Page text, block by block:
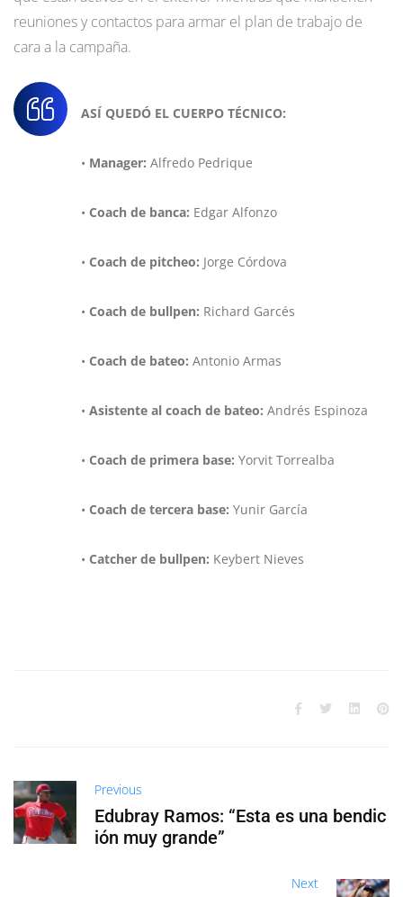
reuniones y contactos para armar el plan de trabajo de
cara a la campaña.
ASÍ QUEDÓ EL CUERPO TÉCNICO:
• Manager: Alfredo Pedrique
• Coach de banca: Edgar Alfonzo
• Coach de pitcheo: Jorge Córdova
• Coach de bullpen: Richard Garcés
• Coach de bateo: Antonio Armas
• Asistente al coach de bateo: Andrés Espinoza
• Coach de primera base: Yorvit Torrealba
• Coach de tercera base: Yunir García
• Catcher de bullpen: Keybert Nieves
Previous
Edubray Ramos: “Esta es una bendic
ión muy grande”
Next